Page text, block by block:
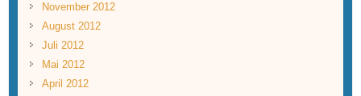
November 2012
August 2012
Juli 2012
Mai 2012
April 2012